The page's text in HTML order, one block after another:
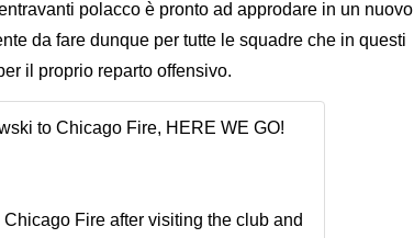
polacco è pronto ad approdare in un nuovo
da fare dunque per tutte le squadre che in questi
il proprio reparto offensivo.
to Chicago Fire, HERE WE GO!
Fire after visiting the club and